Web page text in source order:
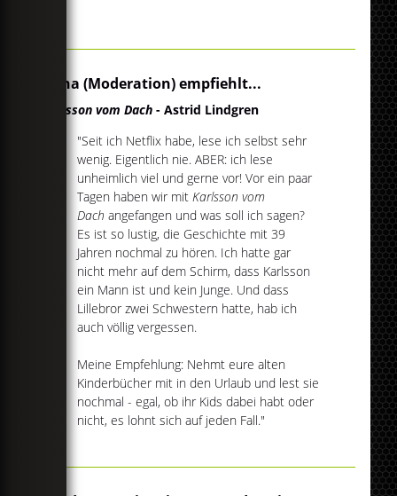
Anna (Moderation) empfiehlt...
Karlsson vom Dach - Astrid Lindgren
"Seit ich Netflix habe, lese ich selbst sehr
wenig. Eigentlich nie. ABER: ich lese
unheimlich viel und gerne vor! Vor ein paar
Tagen haben wir mit Karlsson vom
Dach angefangen und was soll ich sagen?
Es ist so lustig, die Geschichte mit 39
Jahren nochmal zu hören. Ich hatte gar
nicht mehr auf dem Schirm, dass Karlsson
ein Mann ist und kein Junge. Und dass
Lillebror zwei Schwestern hatte, hab ich
auch völlig vergessen.
Meine Empfehlung: Nehmt eure alten
Kinderbücher mit in den Urlaub und lest sie
nochmal - egal, ob ihr Kids dabei habt oder
nicht, es lohnt sich auf jeden Fall."